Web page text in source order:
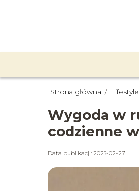
Strona główna / Lifestyle
Wygoda w
codzienne
Data publikacji: 2025-02-27